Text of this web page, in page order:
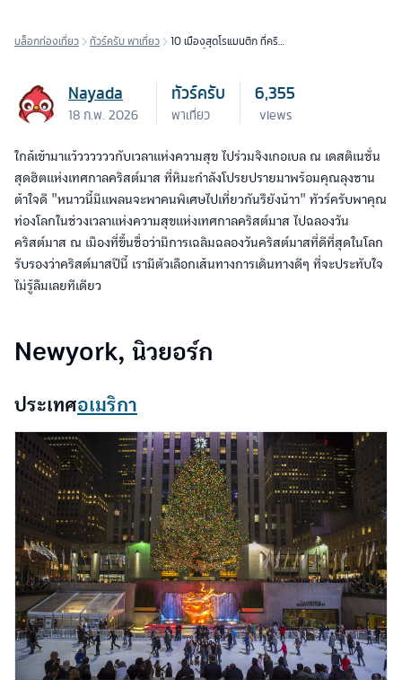
บล็อกท่องเที่ยว ทัวร์ครับ พาเที่ยว
10 เมืองสุดโรแมนติก ที่คริ
Nayada
18 ก.พ. 2026
ทัวร์ครับ
พาเที่ยว
6,355
views
ใกล้เข้ามาแว้ววววววกับเวลาแห่งความสุข ไปร่วมจิงเกอเบล ณ เดสติเนชั่น
สุดฮิตแห่งเทศกาลคริสต์มาส ที่หิมะกำลังโปรยปรายมาพร้อมคุณลุงซาน
ต้าใจดี "หนาวนี้มีแพลนจะพาคนพิเศษไปเที่ยวกันรึยังน้าา" ทัวร์ครับพาคุณ
ท่องโลกในช่วงเวลาแห่งความสุขแห่งเทศกาลคริสต์มาส ไปฉลองวัน
คริสต์มาส ณ เมืองที่ขึ้นชื่อว่ามีการเฉลิมฉลองวันคริสต์มาสที่ดีที่สุดในโลก
รับรองว่าคริสต์มาสปีนี้ เรามีตัวเลือกเส้นทางการเดินทางดีๆ ที่จะประทับใจ
ไม่รู้ลืมเลยทีเดียว
Newyork, นิวยอร์ก
ประเทศอเมริกา